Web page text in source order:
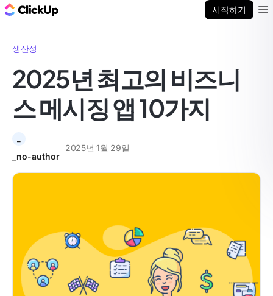
시작하기
생산성
2025년 최고의 비즈니
스 메시징 앱 10가지
_no-author
2025년 1월 29일